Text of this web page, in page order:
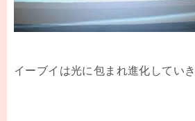
イーブイは光に包まれ進化していき